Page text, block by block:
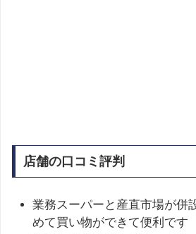
店舗の口コミ評判
業務スーパーと産直市場が併
めて買い物ができて便利です